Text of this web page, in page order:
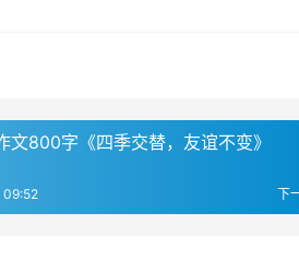
文800字《四季交替，友谊不变》
下
09:52